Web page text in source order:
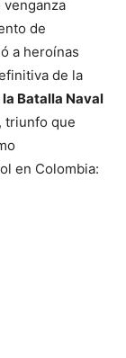
de
a heroínas
de la
la Batalla Naval
, triunfo que
en Colombia: